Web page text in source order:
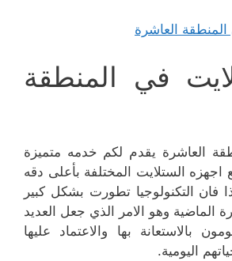
في المنطقة
العاشرة يقدم لكم خدمه متميزة
اجهزه الستلايت المختلفة بأعلى دقه
التكنولوجيا تطورت بشكل كبير
الماضية وهو الامر الذي جعل العديد
بالاستعانة بها والاعتماد عليها
اليومية.